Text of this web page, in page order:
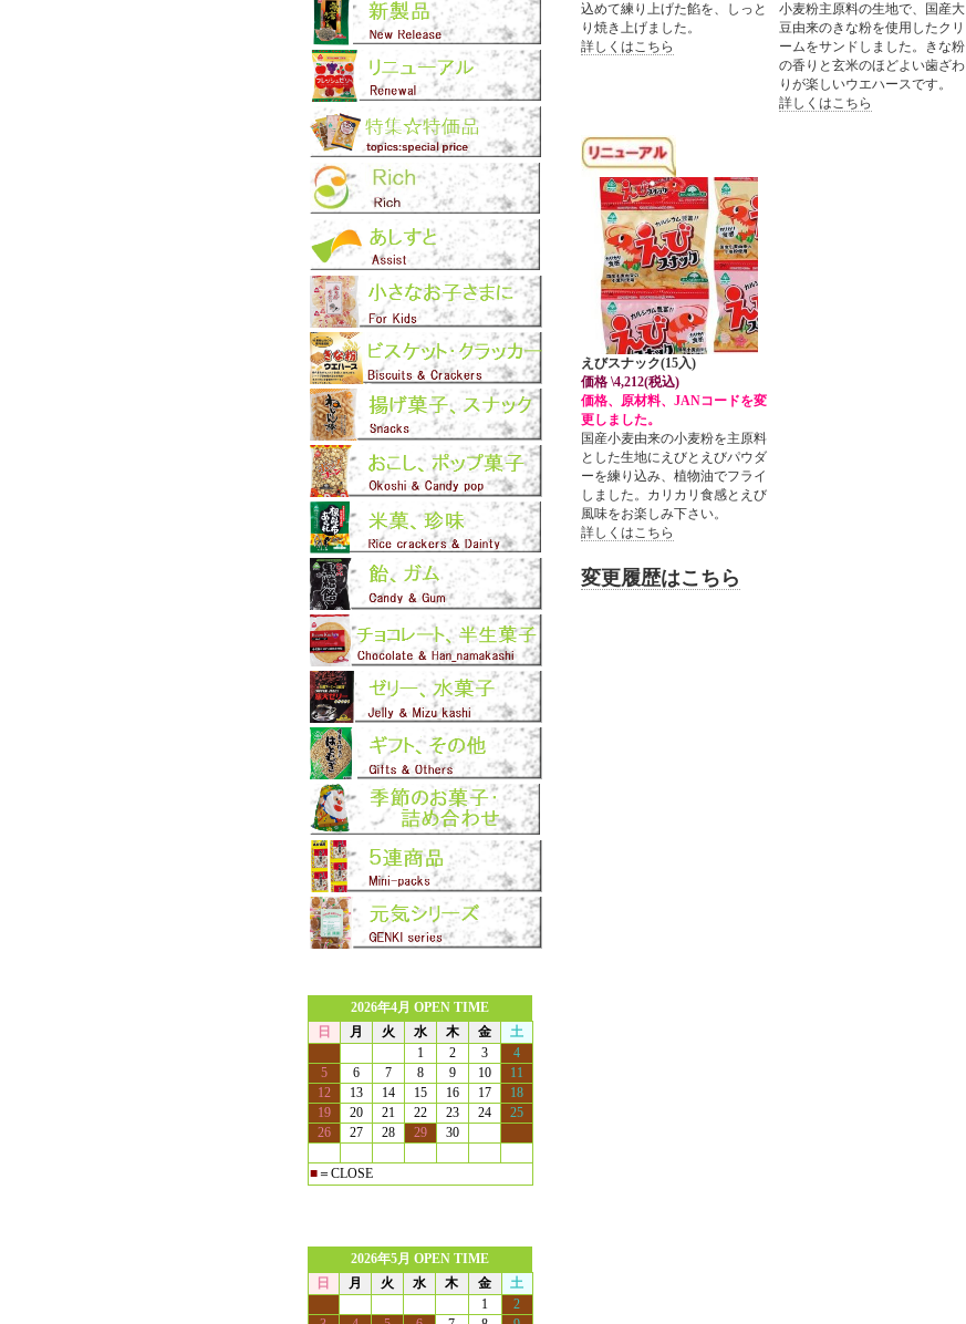
込めて練り上げた餡を、しっと
り焼き上げました。
詳しくはこちら
小麦粉主原料の生地で、国産大
豆由来のきな粉を使用したクリ
ームをサンドしました。きな粉
の香りと玄米のほどよい歯ざわ
りが楽しいウエハースです。
詳しくはこちら
えびスナック(15入)
価格 \4,212(税込)
価格、原材料、JANコードを変
更しました。
国産小麦由来の小麦粉を主原料
とした生地にえびとえびパウダ
ーを練り込み、植物油でフライ
しました。カリカリ食感とえび
風味をお楽しみ下さい。
詳しくはこちら
変更履歴はこちら
2026年4月 OPEN TIME
日
月 火 水 木 金
土
1
2 3
4
5
6 7 8 9 10
11
12
13 14 15 16 17
18
19
20 21 22 23 24
25
26
27 28 29 30
■＝CLOSE
2026年5月 OPEN TIME
日
月 火 水 木 金
土
1
2